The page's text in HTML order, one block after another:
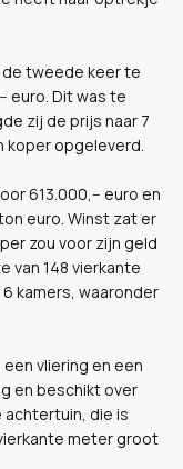
de tweede keer te
euro. Dit was te
zij de prijs naar 7
koper opgeleverd.
613.000,-- euro en
euro. Winst zat er
zou voor zijn geld
van 148 vierkante
kamers, waaronder
vliering en een
en beschikt over
achtertuin, die is
meter groot